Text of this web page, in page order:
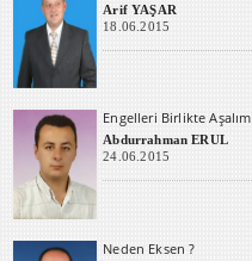
Arif YAŞAR
18.06.2015
Engelleri Birlikte Aşalım
Abdurrahman ERUL
24.06.2015
Neden Eksen ?